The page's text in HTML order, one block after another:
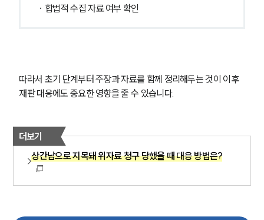
· 합법적 수집 자료 여부 확인
따라서 초기 단계부터 주장과 자료를 함께 정리해두는 것이 이후
재판 대응에도 중요한 영향을 줄 수 있습니다.
더보기
상간남으로 지목돼 위자료 청구 당했을 때 대응 방법은?